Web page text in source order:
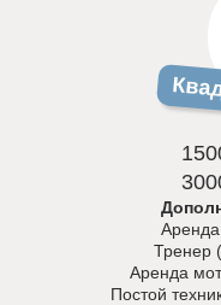
Тренер
Аренда
Постой